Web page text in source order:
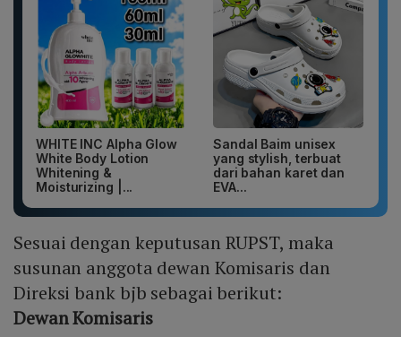
WHITE INC Alpha Glow
White Body Lotion
Whitening &
Moisturizing |...
Sandal Baim unisex
yang stylish, terbuat
dari bahan karet dan
EVA...
Sesuai dengan keputusan RUPST, maka
susunan anggota dewan Komisaris dan
Direksi bank bjb sebagai berikut:
Dewan Komisaris